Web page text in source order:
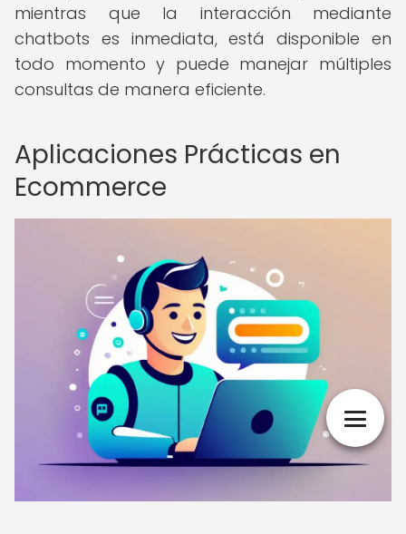
mientras que la interacción mediante
chatbots es inmediata, está disponible en
todo momento y puede manejar múltiples
consultas de manera eficiente.
Aplicaciones Prácticas en
Ecommerce